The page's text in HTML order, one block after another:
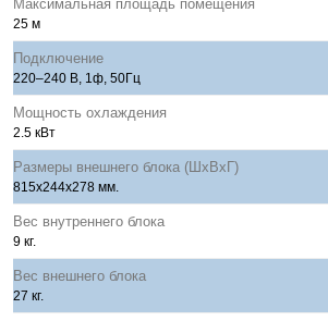
Максимальная площадь помещения
25 м
Подключение
220–240 В, 1ф, 50Гц
Мощность охлаждения
2.5 кВт
Размеры внешнего блока (ШхВхГ)
815x244x278 мм.
Вес внутреннего блока
9 кг.
Вес внешнего блока
27 кг.